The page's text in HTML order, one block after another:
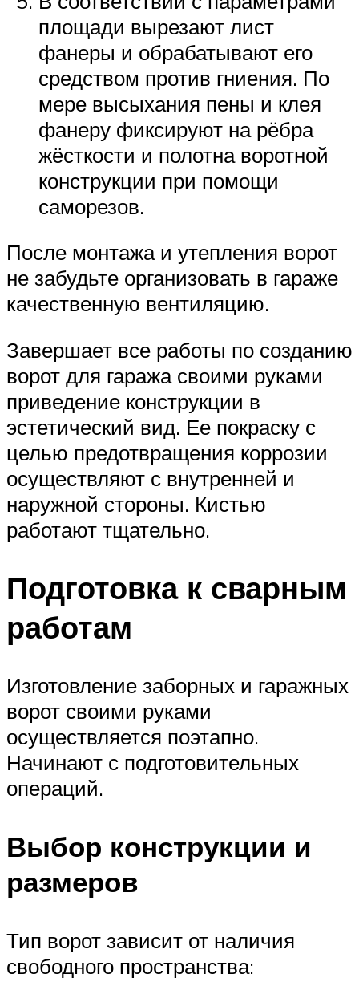
площади вырезают лист
фанеры и обрабатывают его
средством против гниения. По
мере высыхания пены и клея
фанеру фиксируют на рёбра
жёсткости и полотна воротной
конструкции при помощи
саморезов.
После монтажа и утепления ворот
не забудьте организовать в гараже
качественную вентиляцию.
Завершает все работы по созданию
ворот для гаража своими руками
приведение конструкции в
эстетический вид. Ее покраску с
целью предотвращения коррозии
осуществляют с внутренней и
наружной стороны. Кистью
работают тщательно.
Подготовка к сварным
работам
Изготовление заборных и гаражных
ворот своими руками
осуществляется поэтапно.
Начинают с подготовительных
операций.
Выбор конструкции и
размеров
Тип ворот зависит от наличия
свободного пространства: